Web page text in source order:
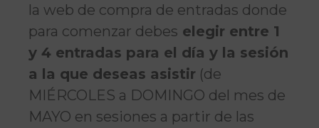
la web de compra de entradas donde
para comenzar debes elegir entre 1
y 4 entradas para el día y la sesión
a la que deseas asistir (de
MIÉRCOLES a DOMINGO del mes de
MAYO en sesiones a partir de las